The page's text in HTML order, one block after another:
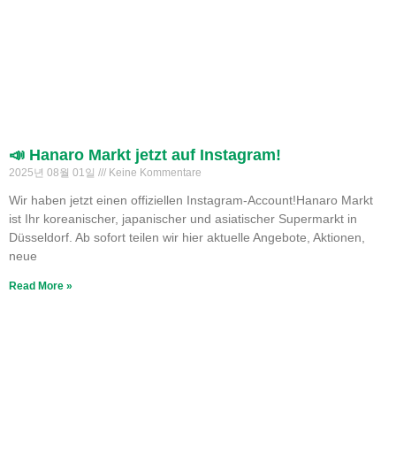
📣 Hanaro Markt jetzt auf Instagram!
2025년 08월 01일 Keine Kommentare
Wir haben jetzt einen offiziellen Instagram-Account!Hanaro Markt
ist Ihr koreanischer, japanischer und asiatischer Supermarkt in
Düsseldorf. Ab sofort teilen wir hier aktuelle Angebote, Aktionen,
neue
Read More »